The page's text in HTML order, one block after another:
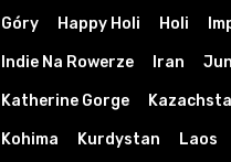
Góry Happy Holi Holi
Indie Na Rowerze Iran
Katherine Gorge
Kohima Kurdystan Laos